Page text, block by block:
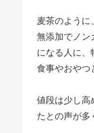
麦茶のように
無添加でノン
になる人に、
食事やおやつ
値段は少し高
たとの声が多